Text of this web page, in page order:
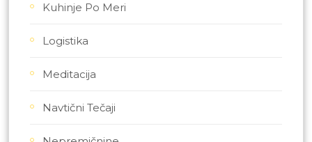
Kuhinje Po Meri
Logistika
Meditacija
Navtični Tečaji